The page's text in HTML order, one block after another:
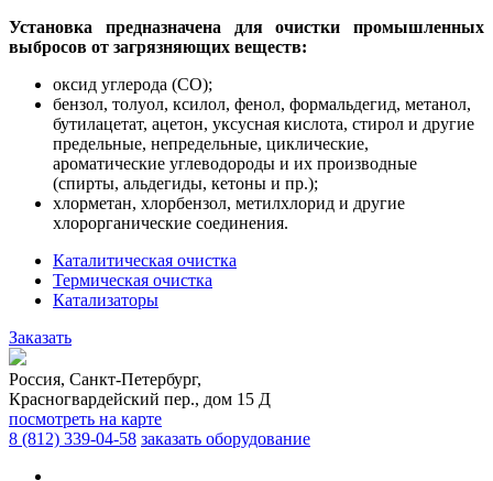
Установка предназначена для очистки промышленных
выбросов от загрязняющих веществ:
оксид углерода (СО);
бензол, толуол, ксилол, фенол, формальдегид, метанол,
бутилацетат, ацетон, уксусная кислота, стирол и другие
предельные, непредельные, циклические,
ароматические углеводороды и их производные
(спирты, альдегиды, кетоны и пр.);
хлорметан, хлорбензол, метилхлорид и другие
хлорорганические соединения.
Каталитическая очистка
Термическая очистка
Катализаторы
Заказать
Россия, Санкт-Петербург,
Красногвардейский пер., дом 15 Д
посмотреть на карте
8 (812) 339-04-58 заказать оборудование